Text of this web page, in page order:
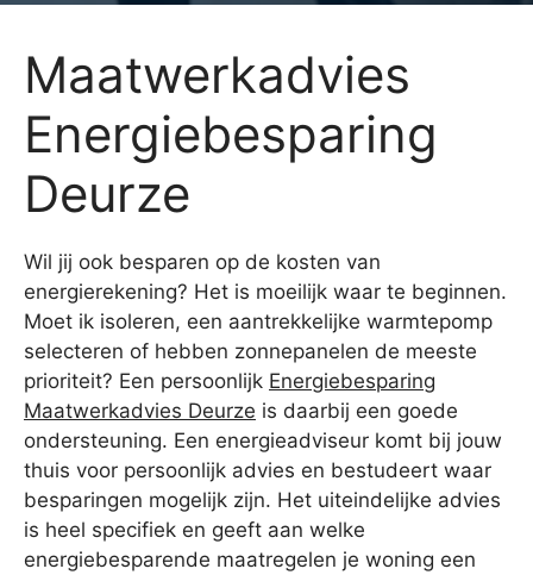
Maatwerkadvies
Energiebesparing
Deurze
Wil jij ook besparen op de kosten van
energierekening? Het is moeilijk waar te beginnen.
Moet ik isoleren, een aantrekkelijke warmtepomp
selecteren of hebben zonnepanelen de meeste
prioriteit? Een persoonlijk Energiebesparing
Maatwerkadvies Deurze is daarbij een goede
ondersteuning. Een energieadviseur komt bij jouw
thuis voor persoonlijk advies en bestudeert waar
besparingen mogelijk zijn. Het uiteindelijke advies
is heel specifiek en geeft aan welke
energiebesparende maatregelen je woning een